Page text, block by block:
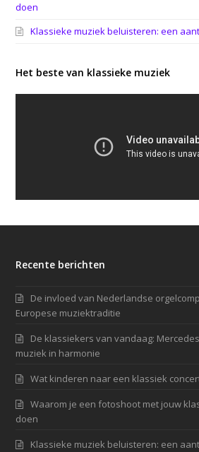
doen
Klassieke muziek beluisteren: een
Het beste van klassieke muziek
Recente berichten
De invloed van Nederlandse
Europese muziektraditie
De klassiekers van vandaag:
muziek in harmonie
Wat kinderen naar een klassiek
Waarom je een fotoshoot met jouw
doen
Klassieke muziek beluisteren: een